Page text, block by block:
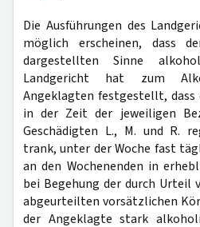
Die Ausführungen des
möglich erscheinen, dass
dargestellten Sinne
Landgericht hat zum
Angeklagten festgestellt, dass
in der Zeit der jeweiligen
Geschädigten L., M. und R.
trank, unter der Woche fast
an den Wochenenden in
bei Begehung der durch Urteil
abgeurteilten vorsätzlichen
der Angeklagte stark